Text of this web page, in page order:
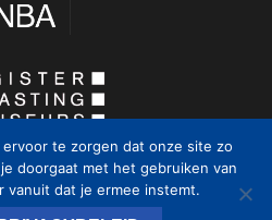
te zorgen dat onze site zo
doorgaat met het gebruiken van
vanuit dat je ermee instemt.